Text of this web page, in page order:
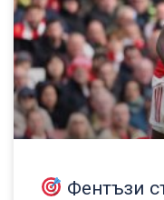
Фентъзи